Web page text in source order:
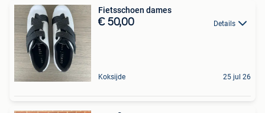
Fietsschoen dames
€ 50,00 Details
Koksijde 25 jul 26